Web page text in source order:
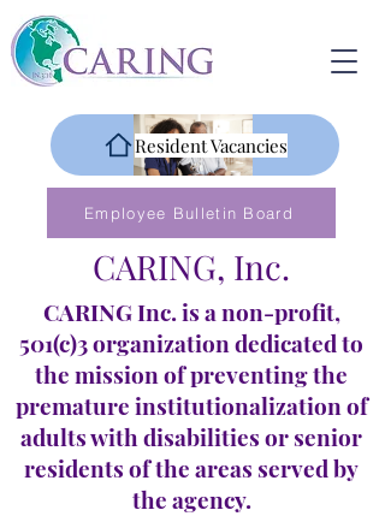
CARING, Inc.
CARING Inc. is a non-profit,
501(c)3 organization dedicated to
the mission of preventing the
premature institutionalization of
adults with disabilities or senior
residents of the areas served by
the agency.
Resident Vacancies
Employee Bulletin Board